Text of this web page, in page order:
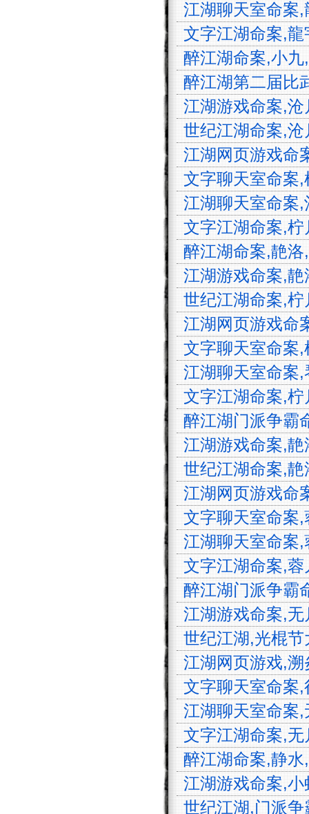
江湖聊天室命案
文字江湖命案,
醉江湖命案,小
醉江湖第二届比
江湖游戏命案,
世纪江湖命案,
江湖网页游戏命
文字聊天室命案
江湖聊天室命案
文字江湖命案,
醉江湖命案,靘
江湖游戏命案,
世纪江湖命案,
江湖网页游戏命
文字聊天室命案
江湖聊天室命案
文字江湖命案,
醉江湖门派争霸
江湖游戏命案,
世纪江湖命案,
江湖网页游戏命
文字聊天室命案
江湖聊天室命案
文字江湖命案,
醉江湖门派争霸
江湖游戏命案,
世纪江湖,光棍
江湖网页游戏,
文字聊天室命案
江湖聊天室命案
文字江湖命案,
醉江湖命案,静
江湖游戏命案,
世纪江湖,门派